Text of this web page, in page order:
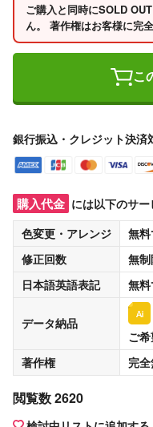
ご購入と同時にSOLD
ん。 著作権はお客様に完
こ
銀行振込・クレジット決済
購入代金 には以下のサ
色変更・アレンジ
無料
修正回数
無制
日本語英語表記
無料
データ納品
ご
著作権
完
閲覧数 2620